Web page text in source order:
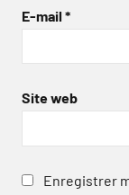
E-mail *
Site web
Enregistrer